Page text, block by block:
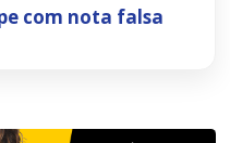
com nota falsa